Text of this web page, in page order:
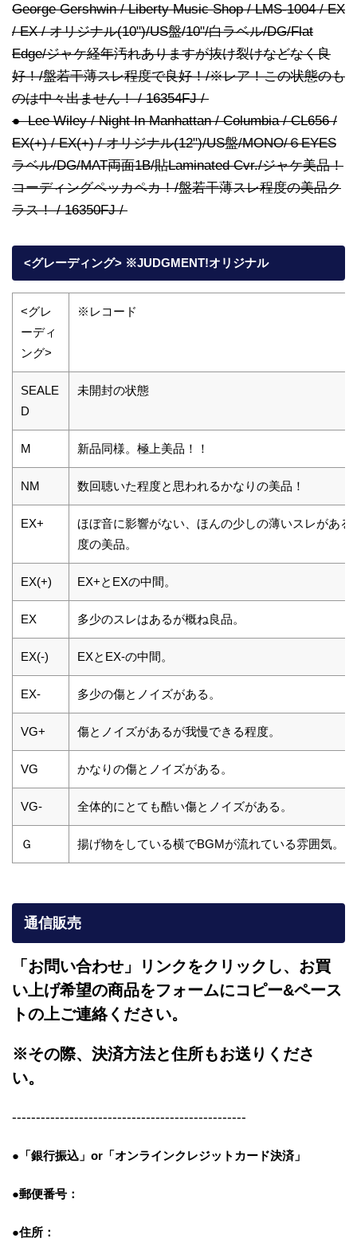
George Gershwin / Liberty Music Shop / LMS-1004 / EX
/ EX / オリジナル(10")/US盤/10"/白ラベル/DG/Flat
Edge/ジャケ経年汚れありますが抜け裂けなどなく良
好！/盤若干薄スレ程度で良好！/※レア！この状態のも
のは中々出ません！ / 16354FJ /
● Lee Wiley / Night In Manhattan / Columbia / CL656 /
EX(+) / EX(+) / オリジナル(12")/US盤/MONO/６EYES
ラベル/DG/MAT両面1B/貼Laminated Cvr./ジャケ美品！
コーディングペッカペカ！/盤若干薄スレ程度の美品ク
ラス！ / 16350FJ /
<グレーディング> ※JUDGMENT!オリジナル
<グレ
ーディ
ング>
※レコード
SEALE
D
未開封の状態
M 新品同様。極上美品！！
NM 数回聴いた程度と思われるかなりの美品！
EX+
ほぼ音に影響がない、ほんの少しの薄いスレがある
度の美品。
EX(+) EX+とEXの中間。
EX 多少のスレはあるが概ね良品。
EX(-) EXとEX-の中間。
EX- 多少の傷とノイズがある。
VG+ 傷とノイズがあるが我慢できる程度。
VG かなりの傷とノイズがある。
VG- 全体的にとても酷い傷とノイズがある。
Ｇ 揚げ物をしている横でBGMが流れている雰囲気。
通信販売
「お問い合わせ」リンクをクリックし、 お買
い上げ希望の商品をフォームにコピー&ペース
トの上ご連絡ください。
※その際、決済方法と住所もお送りくださ
い。
-------------------------------------------------
●「銀行振込」or「オンラインクレジットカード決済」
●郵便番号：
●住所：